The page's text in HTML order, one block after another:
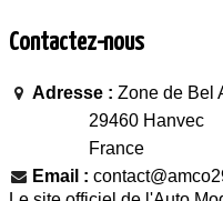
Contactez-nous
Adresse : Zone de Bel
29460 Hanvec
France
Email :